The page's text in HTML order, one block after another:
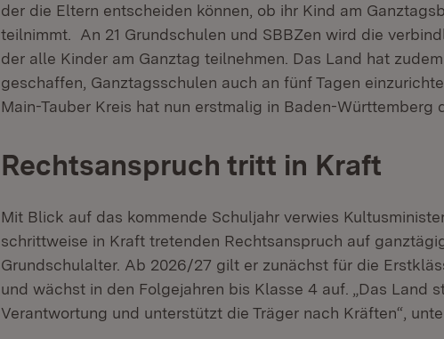
der die Eltern entscheiden können, ob ihr Kind am
teilnimmt. An 21 Grundschulen und SBBZen wird die
der alle Kinder am Ganztag teilnehmen. Das Land hat
geschaffen, Ganztagsschulen auch an fünf Tagen
Main-Tauber Kreis hat nun erstmalig in Baden-Württemberg
Rechtsanspruch tritt in Kraft
Mit Blick auf das kommende Schuljahr verwies
schrittweise in Kraft tretenden Rechtsanspruch auf
Grundschulalter. Ab 2026/27 gilt er zunächst für die
und wächst in den Folgejahren bis Klasse 4 auf. „Das Land
Verantwortung und unterstützt die Träger nach Kräften“,